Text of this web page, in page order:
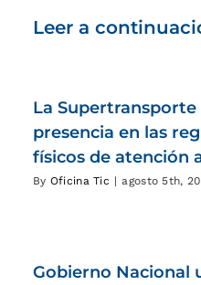
Leer a
La
presencia en las
físicos de atención
By Oficina Tic | agosto 5th,
Gobierno Nacional